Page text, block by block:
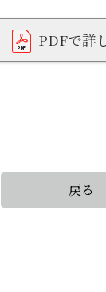
PDFで詳
戻る